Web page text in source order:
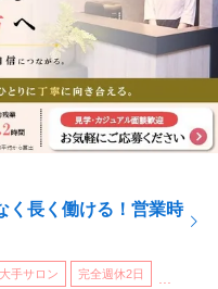
く長く働ける！営業時
大手サロン 完全週休2日 ...